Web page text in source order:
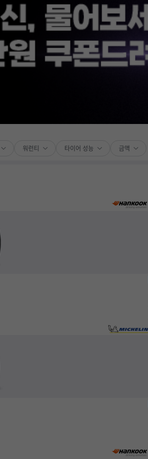
워런티 타이어 성능 금액